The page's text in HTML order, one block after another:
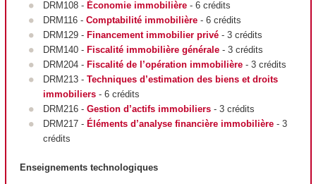
DRM108 - Économie immobilière- 6 crédits
DRM116 - Comptabilité immobilière- 6 crédits
DRM129 - Financement immobilier privé- 3 crédits
DRM140 - Fiscalité immobilière générale - 3 crédits
DRM204 - Fiscalité de l’opération immobilière- 3 crédits
DRM213 - Techniques d’estimation des biens et droits
immobiliers - 6 crédits
DRM216 - Gestion d’actifs immobiliers - 3 crédits
DRM217 - Éléments d’analyse financière immobilière- 3
crédits
Enseignements technologiques